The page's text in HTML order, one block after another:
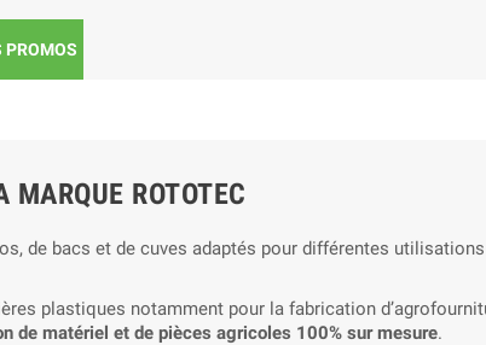
PROMOS
ROTOTEC
de bacs et de cuves adaptés pour différentes
plastiques notamment pour la fabrication
de matériel et de pièces agricoles 100% sur mesure.